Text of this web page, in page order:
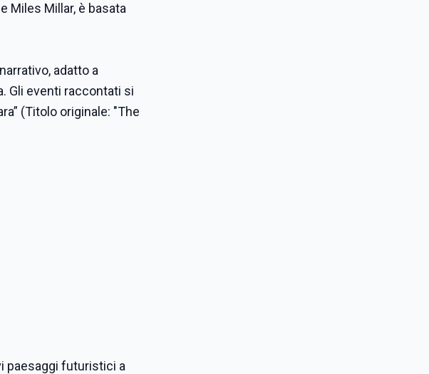
Miles Millar, è basata
adatto a
Gli eventi raccontati si
(Titolo originale: "The
paesaggi futuristici a